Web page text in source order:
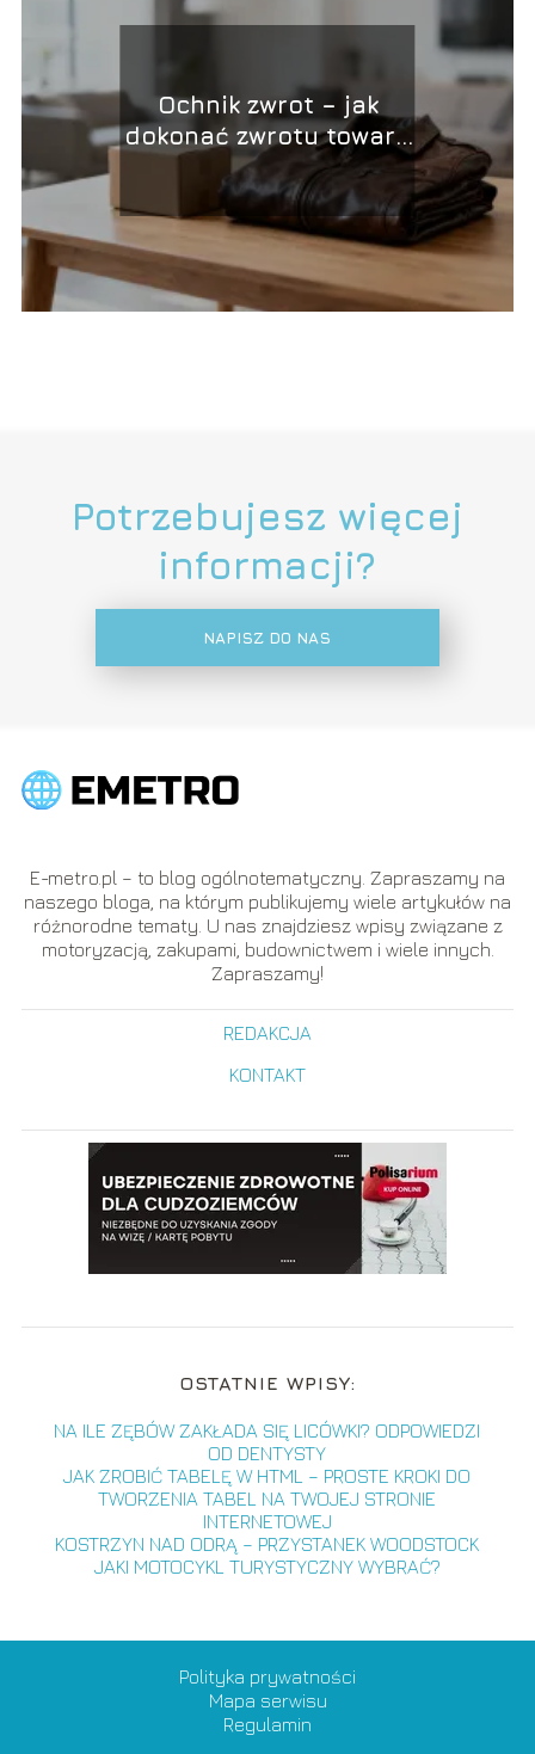
Ochnik zwrot – jak
dokonać zwrotu towaru
krok po kroku?
Potrzebujesz więcej
informacji?
NAPISZ DO NAS
E-metro.pl – to blog ogólnotematyczny. Zapraszamy na
naszego bloga, na którym publikujemy wiele artykułów na
różnorodne tematy. U nas znajdziesz wpisy związane z
motoryzacją, zakupami, budownictwem i wiele innych.
Zapraszamy!
REDAKCJA
KONTAKT
OSTATNIE WPISY:
NA ILE ZĘBÓW ZAKŁADA SIĘ LICÓWKI? ODPOWIEDZI
OD DENTYSTY
JAK ZROBIĆ TABELĘ W HTML – PROSTE KROKI DO
TWORZENIA TABEL NA TWOJEJ STRONIE
INTERNETOWEJ
KOSTRZYN NAD ODRĄ – PRZYSTANEK WOODSTOCK
JAKI MOTOCYKL TURYSTYCZNY WYBRAĆ?
Polityka prywatności
Mapa serwisu
Regulamin